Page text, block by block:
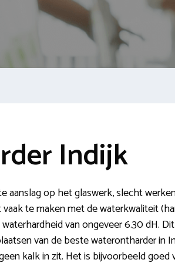
Indijk
aanslag op het glaswerk, slecht
te maken met de waterkwaliteit
van ongeveer 6.30 dH.
van de beste waterontharder in
kalk in zit. Het is bijvoorbeeld goed